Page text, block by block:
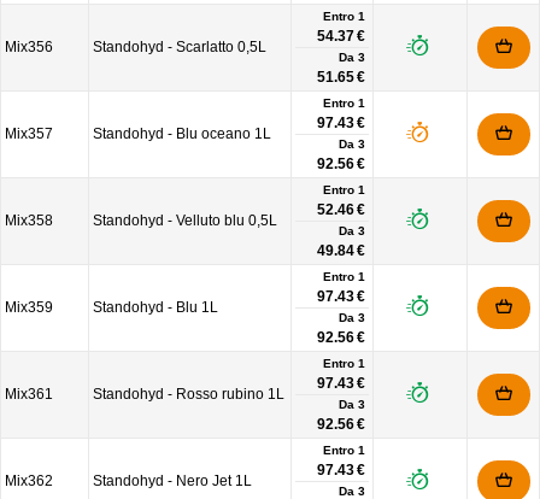
Mix356 Standohyd - Scarlatto 0,5L
Entro 1
54.37 €
Da 3
51.65 €
Mix357 Standohyd - Blu oceano 1L
Entro 1
97.43 €
Da 3
92.56 €
Mix358 Standohyd - Velluto blu 0,5L
Entro 1
52.46 €
Da 3
49.84 €
Mix359 Standohyd - Blu 1L
Entro 1
97.43 €
Da 3
92.56 €
Mix361 Standohyd - Rosso rubino 1L
Entro 1
97.43 €
Da 3
92.56 €
Mix362 Standohyd - Nero Jet 1L
Entro 1
97.43 €
Da 3